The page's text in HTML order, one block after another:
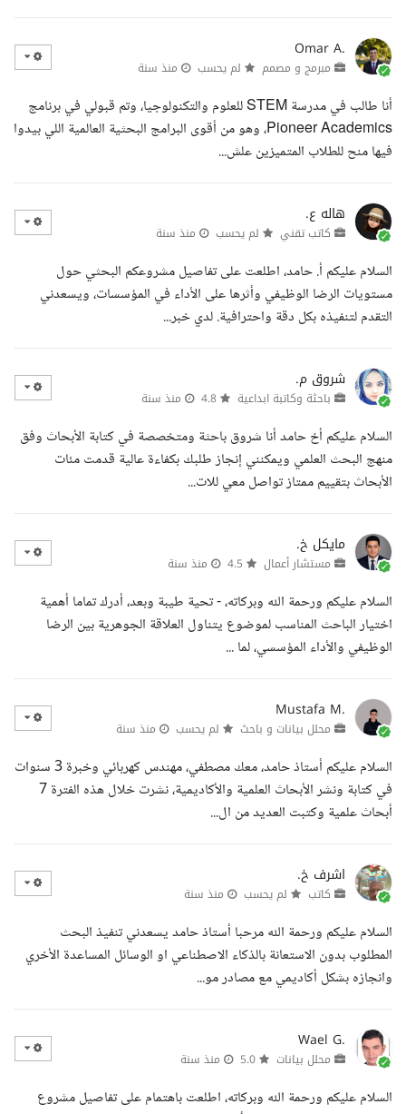
Omar A.
مبرمج و مصمم لم يحسب منذ سنة
أنا طالب في مدرسة STEM للعلوم والتكنولوجيا، وتم قبولي في برنامج
Pioneer Academics، وهو من أقوى البرامج البحثية العالمية اللي بيدوا
فيها منح للطلاب المتميزين علش...
هاله ع.
كاتب تقني لم يحسب منذ سنة
السلام عليكم أ. حامد، اطلعت على تفاصيل مشروعكم البحثي حول
مستويات الرضا الوظيفي وأثرها على الأداء في المؤسسات، ويسعدني
التقدم لتنفيذه بكل دقة واحترافية. لدي خبر...
شروق م.
باحثة وكاتبة ابداعية منذ سنة
السلام عليكم أخ حامد أنا شروق باحثة ومتخصصة في كتابة الأبحاث وفق
منهج البحث العلمي ويمكنني إنجاز طلبك بكفاءة عالية قدمت مئات
الأبحاث بتقييم ممتاز تواصل معي للات...
مايكل خ.
مستشار أعمال منذ سنة
السلام عليكم ورحمة الله وبركاته، - تحية طيبة وبعد، أدرك تماما أهمية
اختيار الباحث المناسب لموضوع يتناول العلاقة الجوهرية بين الرضا
الوظيفي والأداء المؤسسي، لما ...
Mustafa M.
محلل بيانات و باحث لم يحسب منذ سنة
السلام عليكم أستاذ حامد، معك مصطفي، مهندس كهربائي وخبرة 3 سنوات
في كتابة ونشر الأبحاث العلمية والأكاديمية، نشرت خلال هذه الفترة 7
أبحاث علمية وكتبت العديد من ال...
اشرف خ.
كاتب لم يحسب منذ سنة
السلام عليكم ورحمة الله مرحبا أستاذ حامد يسعدني تنفيذ البحث
المطلوب بدون الاستعانة بالذكاء الاصطناعي او الوسائل المساعدة الأخري
وانجازه بشكل أكاديمي مع مصادر مو...
Wael G.
محلل بيانات منذ سنة
السلام عليكم ورحمة الله وبركاته، اطلعت باهتمام على تفاصيل مشروع